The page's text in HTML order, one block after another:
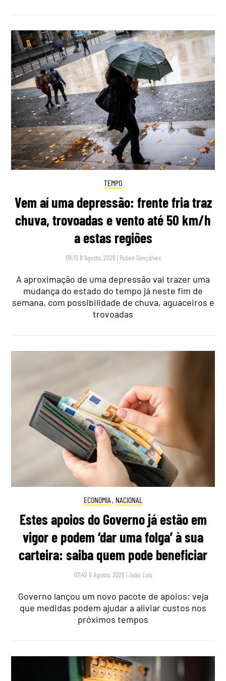
TEMPO
Vem aí uma depressão: frente fria traz
chuva, trovoadas e vento até 50 km/h
a estas regiões
09:10 8 Agosto, 2026 | Rubén Gonçalves
A aproximação de uma depressão vai trazer uma
mudança do estado do tempo já neste fim de
semana, com possibilidade de chuva, aguaceiros e
trovoadas
ECONOMIA , NACIONAL
Estes apoios do Governo já estão em
vigor e podem ‘dar uma folga’ à sua
carteira: saiba quem pode beneficiar
07:42 8 Agosto, 2026 |João Luís
Governo lançou um novo pacote de apoios: veja
que medidas podem ajudar a aliviar custos nos
próximos tempos